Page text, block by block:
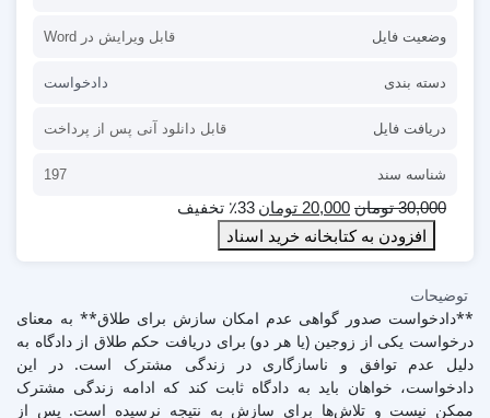
وضعیت فایل قابل ویرایش در Word
دسته بندی دادخواست
دریافت فایل قابل دانلود آنی پس از پرداخت
شناسه سند 197
30,000 تومان 20,000 تومان ٪33 تخفیف
افزودن به کتابخانه خرید اسناد
توضیحات
**دادخواست صدور گواهی عدم امکان سازش برای طلاق** به معنای
درخواست یکی از زوجین (یا هر دو) برای دریافت حکم طلاق از دادگاه به
دلیل عدم توافق و ناسازگاری در زندگی مشترک است. در این
دادخواست، خواهان باید به دادگاه ثابت کند که ادامه زندگی مشترک
ممکن نیست و تلاش‌ها برای سازش به نتیجه نرسیده است. پس از